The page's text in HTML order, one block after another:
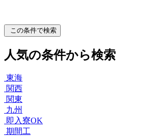
この条件で検索
人気の条件から検索
東海
関西
関東
九州
即入寮OK
期間工